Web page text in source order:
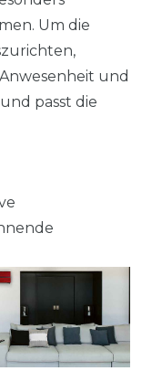
Um die
und
passt die